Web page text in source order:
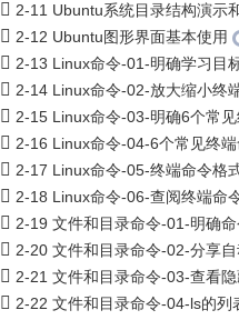
2-11 Ubuntu系统目录结构演示
2-12 Ubuntu图形界面基本使用
2-13 Linux命令-01-明确学习目
2-14 Linux命令-02-放大缩小终
2-15 Linux命令-03-明确6个常
2-16 Linux命令-04-6个常见终
2-17 Linux命令-05-终端命令格
2-18 Linux命令-06-查阅终端命
2-19 文件和目录命令-01-明确
2-20 文件和目录命令-02-分享
2-21 文件和目录命令-03-查看
2-22 文件和目录命令-04-ls的列